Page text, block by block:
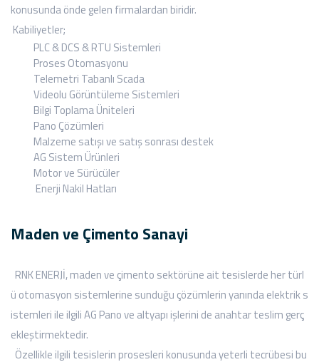
konusunda önde gelen firmalardan biridir.
Kabiliyetler;
PLC & DCS & RTU Sistemleri
Proses Otomasyonu
Telemetri Tabanlı Scada
Videolu Görüntüleme Sistemleri
Bilgi Toplama Üniteleri
Pano Çözümleri
Malzeme satışı ve satış sonrası destek
AG Sistem Ürünleri
Motor ve Sürücüler
Enerji Nakil Hatları
Maden ve Çimento Sanayi
RNK ENERJİ, maden ve çimento sektörüne ait tesislerde her türl
ü otomasyon sistemlerine sunduğu çözümlerin yanında elektrik s
istemleri ile ilgili AG Pano ve altyapı işlerini de anahtar teslim gerç
ekleştirmektedir.
Özellikle ilgili tesislerin prosesleri konusunda yeterli tecrübesi bu